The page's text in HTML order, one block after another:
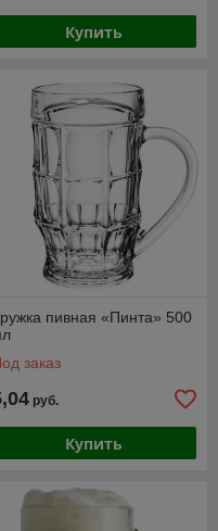
Купить
пивная «Пинта» 500
заказ
руб.
Купить